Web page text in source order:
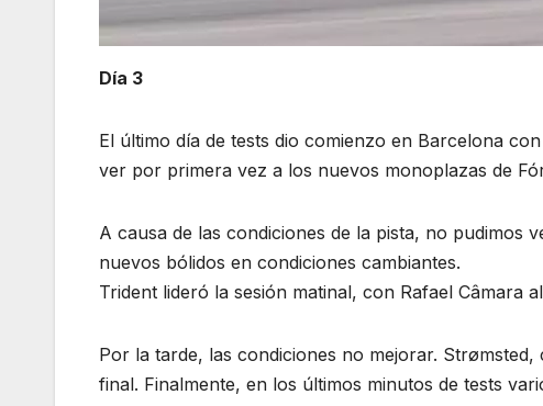
Día 3
El último día de tests dio comienzo en Barcelona
ver por primera vez a los nuevos monoplazas de
A causa de las condiciones de la pista, no pudimos
nuevos bólidos en condiciones cambiantes.
Trident lideró la sesión matinal, con Rafael Câmara
Por la tarde, las condiciones no mejorar.
final. Finalmente, en los últimos minutos de tests